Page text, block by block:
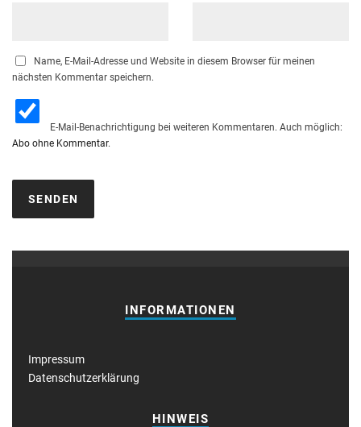
Name, E-Mail-Adresse und Website in diesem Browser für meinen
nächsten Kommentar speichern.
E-Mail-Benachrichtigung bei weiteren Kommentaren. Auch möglich:
Abo ohne Kommentar.
INFORMATIONEN
Impressum
Datenschutzerklärung
HINWEIS